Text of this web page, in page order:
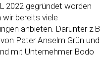
2022 gegründet worden
bereits viele
anbieten. Darunter z.B.
Pater Anselm Grün und
mit Unternehmer Bodo